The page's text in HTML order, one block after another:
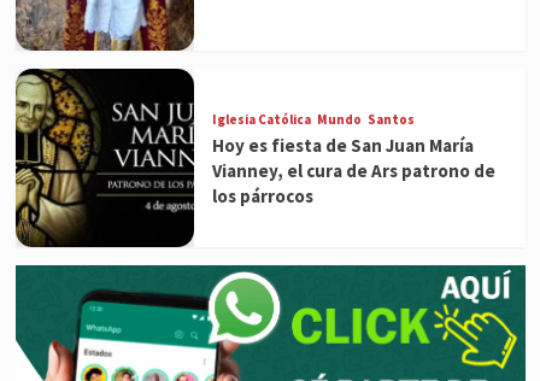
Iglesia Católica Mundo Santos
Hoy es fiesta de San Juan María
Vianney, el cura de Ars patrono de
los párrocos